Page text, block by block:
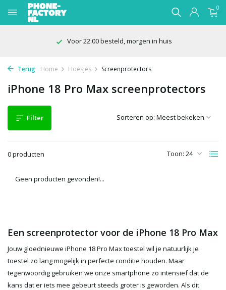
0
Voor 22:00 besteld, morgen in huis
Terug Home Hoesjes Screenprotectors
iPhone 18 Pro Max screenprotectors
Filter
0 producten Toon:
Sorteren op:
Geen producten gevonden!...
Een screenprotector voor de iPhone 18 Pro Max
Jouw gloednieuwe iPhone 18 Pro Max toestel wil je natuurlijk je
toestel zo lang mogelijk in perfecte conditie houden. Maar
tegenwoordig gebruiken we onze smartphone zo intensief dat de
kans dat er iets mee gebeurt steeds groter is geworden. Als dit